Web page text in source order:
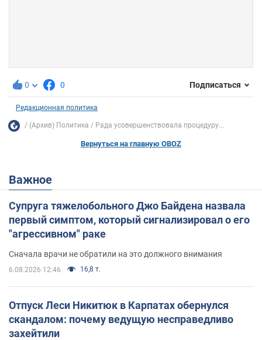
0 0 Подписаться
Редакционная политика
(Архив) Политика Рада усовершенствовала процедуру...
Вернуться на главную OBOZ
Важное
Супруга тяжелобольного Джо Байдена назвала
первый симптом, который сигнализировал о его
"агрессивном" раке
Сначала врачи не обратили на это должного внимания
6.08.2026 12:46 16,8 т.
Отпуск Леси Никитюк в Карпатах обернулся
скандалом: почему ведущую несправедливо
захейтили